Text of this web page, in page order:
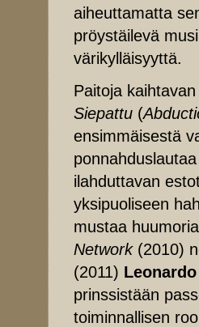
aiheuttamatta
pröystäilevä
värikylläisyyttä.
Paitoja
Siepattu (
ensimmäisestä
ilahduttavan
yksipuoliseen
mustaa
Network(2010)
(2011)
prinssistään
toiminnallisen